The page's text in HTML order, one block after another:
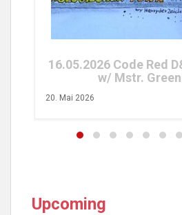
D&B Radioshow
26. April 2026
Upcoming